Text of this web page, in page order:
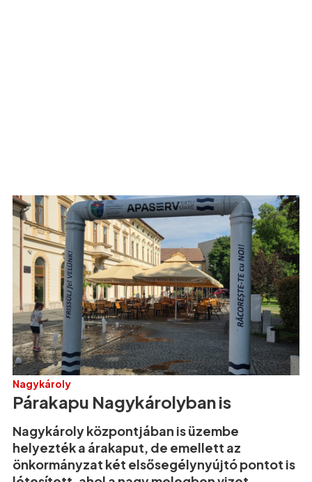
Nagykároly
Párakapu Nagykárolyban is
Nagykároly központjában is üzembe
helyezték a árakaput, de emellett az
önkormányzat két elsősegélynyújtó pontot is